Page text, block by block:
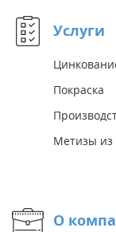
Услуги
Покраска
Метизы из
О